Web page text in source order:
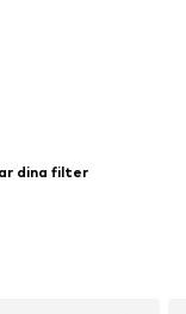
dina filter